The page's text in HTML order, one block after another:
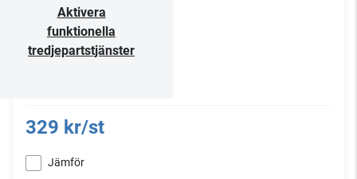
Aktivera
funktionella
tredjepartstjänster
329 kr/st
Jämför